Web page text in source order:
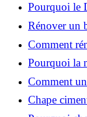
Pourquoi le
vendre ou
Rénover un
pratique et
Comment
Pourquoi la
Comment
peut-il
Chape
projet ?